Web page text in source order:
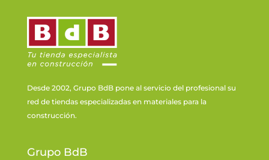
Desde 2002, Grupo BdB pone al servicio del profesional su
red de tiendas especializadas en materiales para la
construcción.
Grupo BdB